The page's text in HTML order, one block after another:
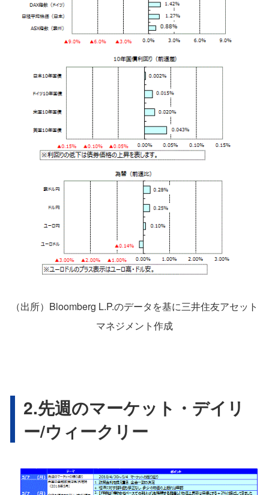
（出所）Bloomberg L.P.のデータを基に三井住友アセット
マネジメント作成
2.先週のマーケット・デイリ
ー/ウィークリー